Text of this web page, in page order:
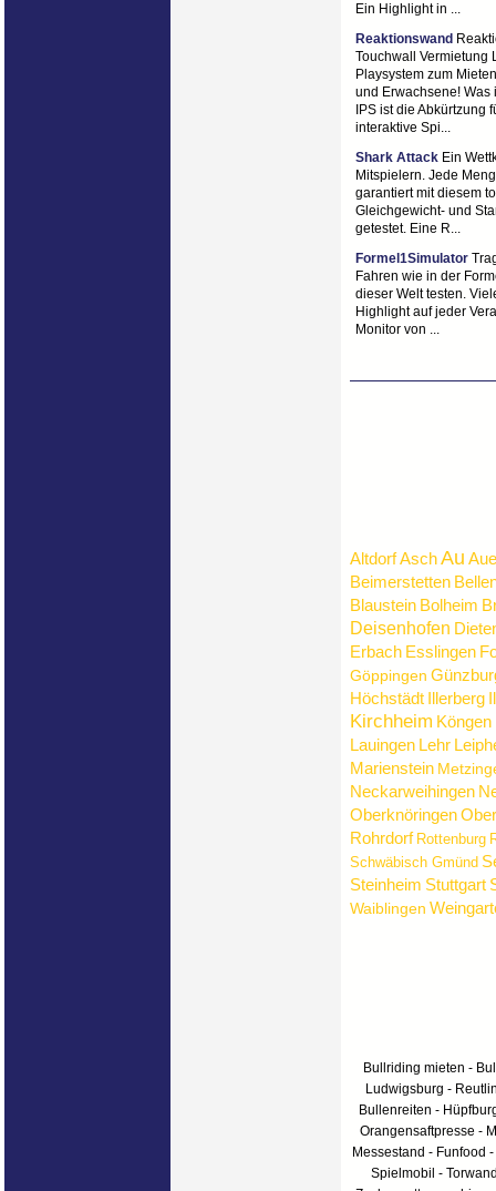
Ein Highlight in ...
Reaktionswand
Touchwall Vermietung
Playsystem zum
und Erwachsene! Was
IPS ist die Abkürtzung
interaktive Spi...
Shark Attack Ein
Mitspielern. Jede
garantiert mit diesem
Gleichgewicht- und
getestet. Eine R...
Formel1Simulator
Fahren wie in der
dieser Welt testen.
Highlight auf jeder
Monitor von ...
AltdorfAschAu
Beimerstetten
Blaustein Bolheim
Deisenhofen
Erbach Esslingen
Göppingen
Höchstädt Illerberg
Kirchheim Köngen
Lauingen Lehr
Marienstein
Neckarweihingen
Oberknöringen
Rohrdorf Rottenburg
Schwäbisch Gmünd
Steinheim Stuttgart
Waiblingen
Bullriding mieten -
Ludwigsburg -
Bullenreiten -
Orangensaftpresse -
Messestand - Funfood
Spielmobil -